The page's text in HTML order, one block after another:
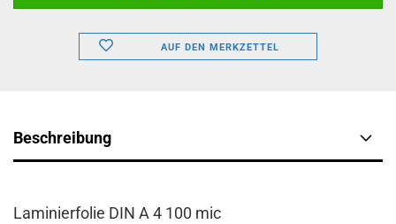
AUF DEN MERKZETTEL
Beschreibung
Laminierfolie DIN A 4 100 mic